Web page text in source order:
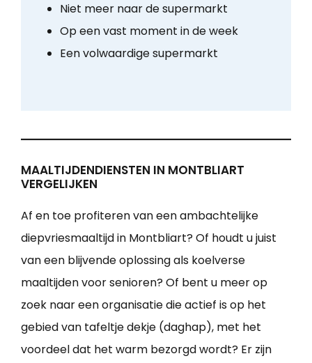
Niet meer naar de supermarkt
Op een vast moment in de week
Een volwaardige supermarkt
MAALTIJDENDIENSTEN IN MONTBLIART
VERGELIJKEN
Af en toe profiteren van een ambachtelijke
diepvriesmaaltijd in Montbliart? Of houdt u juist
van een blijvende oplossing als koelverse
maaltijden voor senioren? Of bent u meer op
zoek naar een organisatie die actief is op het
gebied van tafeltje dekje (daghap), met het
voordeel dat het warm bezorgd wordt? Er zijn